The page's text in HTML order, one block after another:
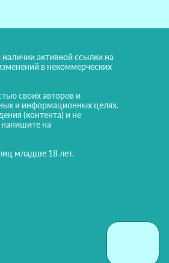
активной ссылки на
в некоммерческих
своих авторов и
и информационных целях.
(контента) и не
напишите на
младше 18 лет.